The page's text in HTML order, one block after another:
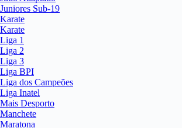
Juniores Sub-19
Karate
Karate
Liga 1
Liga 2
Liga 3
Liga BPI
Liga dos Campeões
Liga Inatel
Mais Desporto
Manchete
Maratona